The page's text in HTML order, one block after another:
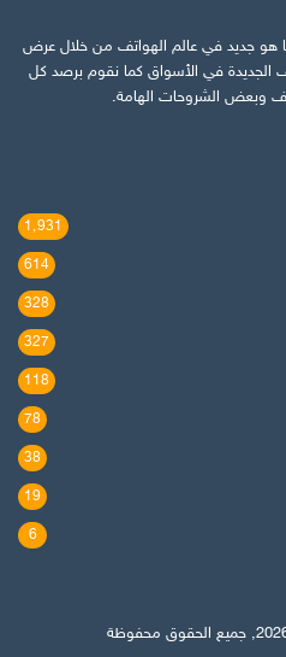
هو جديد في عالم الهواتف من خلال عرض
الجديدة في الأسواق كما نقوم برصد كل
وبعض الشروحات الهامة.
1٬931
614
328
327
118
78
38
19
6